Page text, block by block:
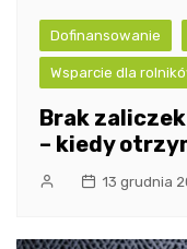
Dofinansowanie
Wsparcie dla
Brak
– kiedy
13 grudnia